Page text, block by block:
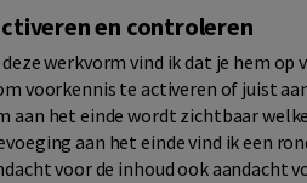
en controleren
werkvorm vind ik dat je hem
voorkennis te activeren of juist
aan het einde wordt zichtbaar
aan het einde vind ik een
voor de inhoud ook aandacht